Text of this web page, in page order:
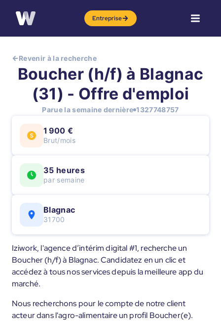
Entreprise
Revenir à la recherche
Boucher (h/f) à Blagnac
(31) - Offre d'emploi
Parue la semaine dernière 1327748757
1 900 €
Brut/mois
35 heures
par semaine
Blagnac
31700
Iziwork, l'agence d’intérim digital #1, recherche un
Boucher (h/f) à Blagnac. Candidatez en un clic et
accédez à tous nos services depuis la meilleure app du
marché.
Nous recherchons pour le compte de notre client
acteur dans l'agro-alimentaire un profil Boucher(e).